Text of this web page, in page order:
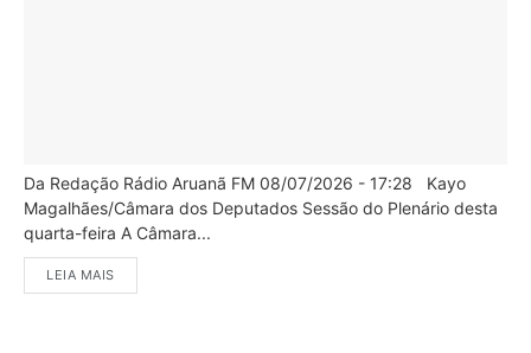
Da Redação Rádio Aruanã FM 08/07/2026 - 17:28 Kayo
Magalhães/Câmara dos Deputados Sessão do Plenário desta
quarta-feira A Câmara...
LEIA MAIS